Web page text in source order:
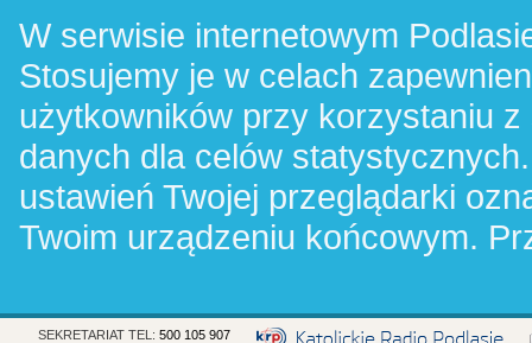
W serwisie internetowym
Stosujemy je w celach
użytkowników przy korzystaniu
danych dla celów
ustawień Twojej przeglądarki
Twoim urządzeniu końcowym.
SEKRETARIAT TEL: 500 105 907